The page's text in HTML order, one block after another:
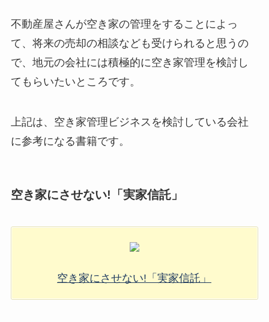
不動産屋さんが空き家の管理をすることによっ
て、将来の売却の相談なども受けられると思うの
で、地元の会社には積極的に空き家管理を検討し
てもらいたいところです。
上記は、空き家管理ビジネスを検討している会社
に参考になる書籍です。
空き家にさせない!「実家信託」
空き家にさせない!「実家信託」